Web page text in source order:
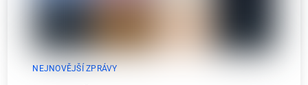
NEJNOVĚJŠÍ ZPRÁVY